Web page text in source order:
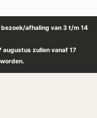
afhaling van 3 t/m 14
zullen vanaf 17